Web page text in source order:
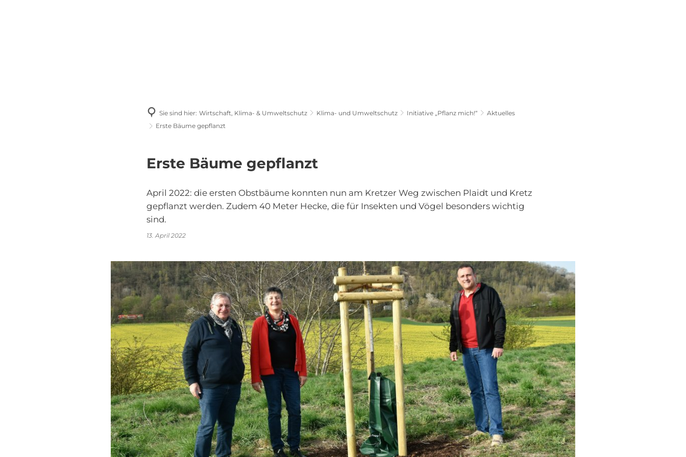
Sie sind hier: Wirtschaft, Klima- & Umweltschutz Klima- und Umweltschutz Initiative „Pflanz mich!“
Aktuelles
Erste Bäume gepflanzt
Erste Bäume gepflanzt
April 2022: die ersten Obstbäume konnten nun am Kretzer Weg zwischen Plaidt und Kretz
gepflanzt werden. Zudem 40 Meter Hecke, die für Insekten und Vögel besonders wichtig
sind.
13. April 2022